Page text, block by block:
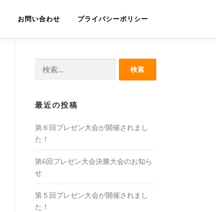
お問い合わせ プライバシーポリシー
最近の投稿
第６回プレゼン大会が開催されまし
た！
第6回プレゼン大会決勝大会のお知ら
せ
第５回プレゼン大会が開催されまし
た！